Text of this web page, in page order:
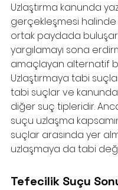
Uzlaştırma kanunda
gerçekleşmesi halinde
ortak paydada
yargılamayı sona
amaçlayan alternatif
Uzlaştırmaya tabi
tabi suçlar ve kanunda
diğer suç tipleridir.
suçu uzlaşma
suçlar arasında yer
uzlaşmaya da tabi
Tefecilik Suçu